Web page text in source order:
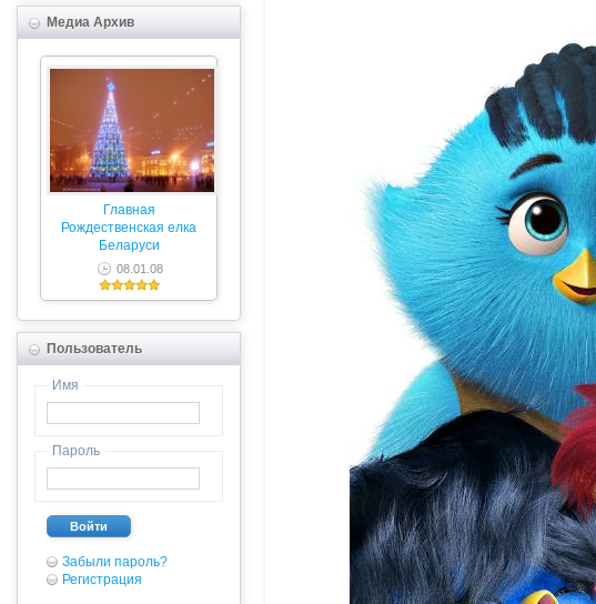
Медиа Архив
Главная
Рождественская елка
Беларуси
08.01.08
Пользователь
Имя
Пароль
Войти
Забыли пароль?
Регистрация